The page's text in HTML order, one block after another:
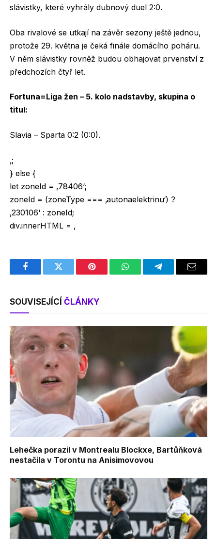
slávistky, které vyhrály dubnový duel 2:0.
Oba rivalové se utkají na závěr sezony ještě jednou,
protože 29. května je čeká finále domácího poháru.
V něm slávistky rovněž budou obhajovat prvenství z
předchozích čtyř let.
Fortuna=Liga žen – 5. kolo nadstavby, skupina o
titul:
Slavia – Sparta 0:2 (0:0).
‚;
} else {
let zoneId = ‚78406‘;
zoneId = (zoneType === ‚autonaelektrinu‘) ?
‚230106‘ : zoneId;
div.innerHTML = ‚
FacebookTwitter Pinterest WhatsAppTelegramEmail
SOUVISEJÍCÍ ČLÁNKY
Lehečka porazil v Montrealu Blockxe, Bartůňková
nestačila v Torontu na Anisimovovou